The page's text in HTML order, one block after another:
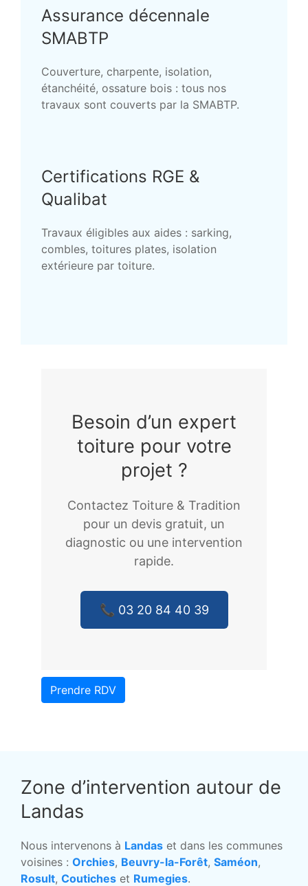
Assurance décennale
SMABTP
Couverture, charpente, isolation,
étanchéité, ossature bois : tous nos
travaux sont couverts par la SMABTP.
Certifications RGE &
Qualibat
Travaux éligibles aux aides : sarking,
combles, toitures plates, isolation
extérieure par toiture.
Besoin d’un expert
toiture pour votre
projet ?
Contactez Toiture & Tradition
pour un devis gratuit, un
diagnostic ou une intervention
rapide.
📞 03 20 84 40 39
Prendre RDV
Zone d’intervention autour de
Landas
Nous intervenons à Landas et dans les communes
voisines : Orchies, Beuvry-la-Forêt, Saméon,
Rosult, Coutiches et Rumegies.